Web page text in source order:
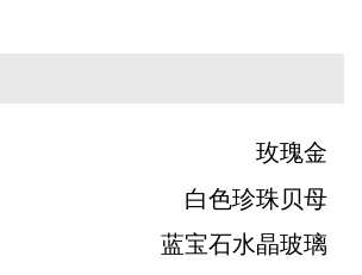
玫瑰金
白色珍珠贝母
蓝宝石水晶玻璃